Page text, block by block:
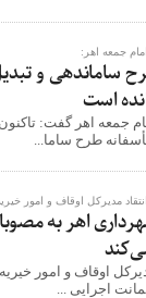
امام جمعه اهر:
ساماندهی و
است
جمعه اهر گفت:
طرح ساما...
انتقاد مدیرکل اوقاف و امور
اهر به
اوقاف و امور
اجرایی ...